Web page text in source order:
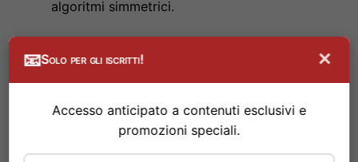
algoritmi simmetrici.
Per questo motivo, la
asimmetrica viene
crittografiasimmetrica, combinando i vantaggi di
entrambi gli approcci.
📧Solo per gli iscritti! ×
Accesso anticipato a contenuti esclusivi e
promozioni speciali.